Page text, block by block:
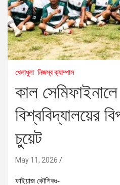
খেলাধুলা নিজস্ব ক্যাম্পাস
কাল সেমিফাইনালে
বিশ্ববিদ্যালয়ের
চুয়েট
May 11, 2026
ফাইয়াজ কৌশিকঃ-